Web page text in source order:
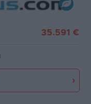
35.591 €